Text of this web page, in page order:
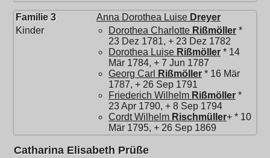
Familie 3 Anna Dorothea Luise Dreyer
Kinder
Dorothea Charlotte Rißmöller *
23 Dez 1781, + 23 Dez 1782
Dorothea Luise Rißmöller * 14
Mär 1784, + 7 Jun 1787
Georg Carl
Rißmöller * 16 Mär
1787, + 26 Sep 1791
Friederich Wilhelm Rißmöller *
23 Apr 1790, + 8 Sep 1794
Cordt Wilhelm Rischmüller+ * 10
Mär 1795, + 26 Sep 1869
Catharina Elisabeth Prüße